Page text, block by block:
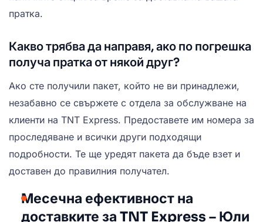
пратка.
Какво трябва да направя, ако по погрешка
получа пратка от някой друг?
Ако сте получили пакет, който не ви принадлежи,
незабавно се свържете с отдела за обслужване на
клиенти на TNT Express. Предоставете им номера за
проследяване и всички други подходящи
подробности. Те ще уредят пакета да бъде взет и
доставен до правилния получател.
Месечна ефективност на
доставките за TNT Express – Юли